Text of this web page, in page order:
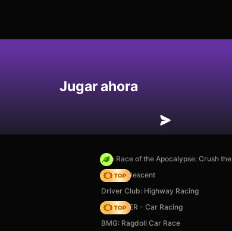
Jugar ahora
The Race of the Apocalypse: Crush
Deadly Descent
Driver Club: Highway Racing
MR RACER - Car Racing
BMG: Ragdoll Car Race